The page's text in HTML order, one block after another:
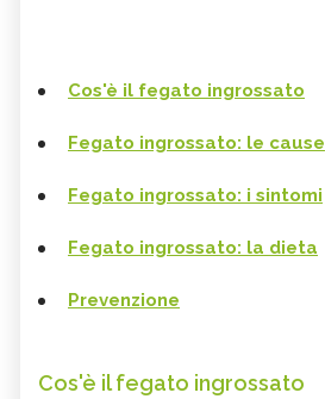
Cos'è il fegato ingrossato
Fegato ingrossato: le cause
Fegato ingrossato: i sintomi
Fegato ingrossato: la dieta
Prevenzione
Cos'è il fegato ingrossato